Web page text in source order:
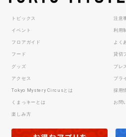
トピックス
イベント
フロアガイド
フード
グッズ
アクセス
Tokyo Mystery Circusとは
くまっキーとは
楽しみ方
注意
利用
よく
貸切
プレ
プラ
採用
お問